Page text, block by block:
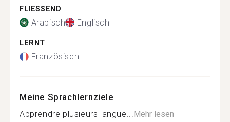
FLIESSEND
Arabisch Englisch
LERNT
Französisch
Meine Sprachlernziele
Apprendre plusieurs langue...Mehr lesen